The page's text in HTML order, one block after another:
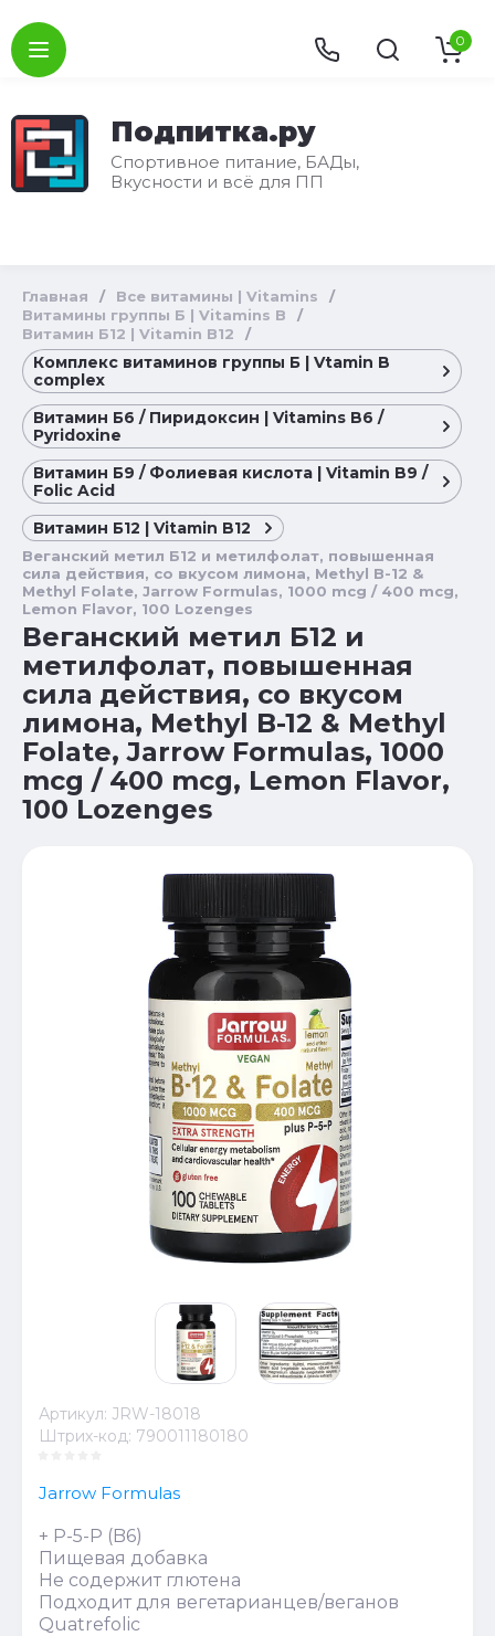
Подпитка.ру
Спортивное питание, БАДы,
Вкусности и всё для ПП
0
Главная / Все витамины | Vitamins
/
Витамины группы Б | Vitamins B
/
Витамин Б12 | Vitamin B12
/
Комплекс витаминов группы Б | Vtamin B
complex
Витамин Б6 / Пиридоксин | Vitamins B6 /
Pyridoxine
Витамин Б9 / Фолиевая кислота | Vitamin B9 /
Folic Acid
Витамин Б12 | Vitamin B12
Веганский метил Б12 и метилфолат, повышенная
сила действия, со вкусом лимона, Methyl B-12 &
Methyl Folate, Jarrow Formulas, 1000 mcg / 400 mcg,
Lemon Flavor, 100 Lozenges
Веганский метил Б12 и
метилфолат, повышенная
сила действия, со вкусом
лимона, Methyl B-12 & Methyl
Folate, Jarrow Formulas, 1000
mcg / 400 mcg, Lemon Flavor,
100 Lozenges
Артикул: JRW-18018
Штрих-код: 790011180180
Jarrow Formulas
+ P-5-P (B6)
Пищевая добавка
Не содержит глютена
Подходит для вегетарианцев/веганов
Quatrefolic